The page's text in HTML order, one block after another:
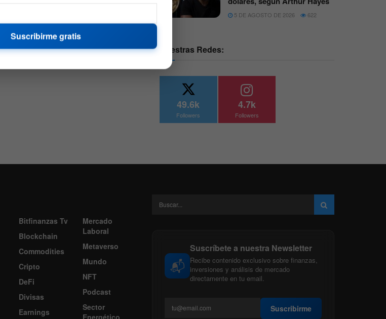
5 DE AGOSTO DE 2026 622
Nuestras Redes:
49.6k
Followers
4.7k
Followers
Bitfinanzas Tv
Blockchain
Commodities
Cripto
DeFi
Divisas
Earnings
Mercado
Laboral
Metaverso
Mundo
NFT
Podcast
Sector
Energético
📬
Suscríbete a nuestra Newsletter
Recibe contenido exclusivo sobre finanzas,
inversiones y análisis de mercado
directamente en tu email.
Suscribirme
Suscribirme gratis